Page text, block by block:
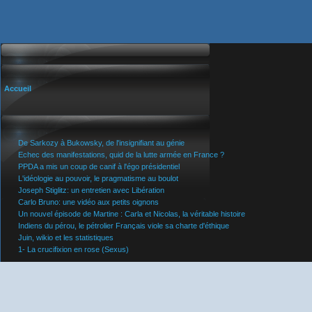
Accueil
De Sarkozy à Bukowsky, de l'insignifiant au génie
Echec des manifestations, quid de la lutte armée en France ?
PPDA a mis un coup de canif à l'égo présidentiel
L'idéologie au pouvoir, le pragmatisme au boulot
Joseph Stiglitz: un entretien avec Libération
Carlo Bruno: une vidéo aux petits oignons
Un nouvel épisode de Martine : Carla et Nicolas, la véritable histoire
Indiens du pérou, le pétrolier Français viole sa charte d'éthique
Juin, wikio et les statistiques
1- La crucifixion en rose (Sexus)